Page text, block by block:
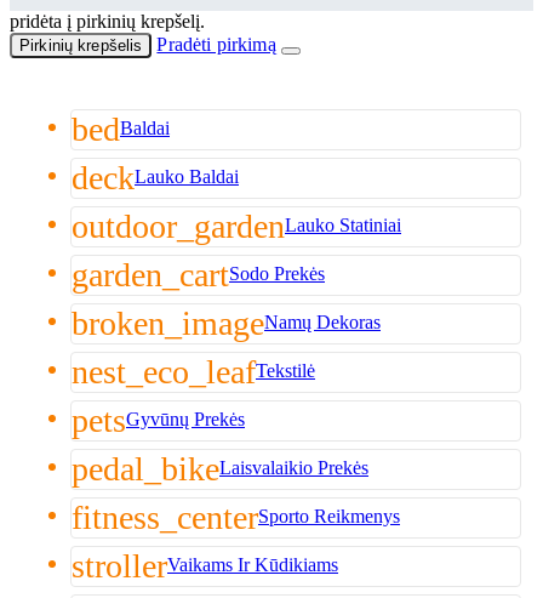
pridėta į pirkinių krepšelį.
Pirkinių krepšelis Pradėti pirkimą
bedBaldai
deckLauko Baldai
outdoor_gardenLauko Statiniai
garden_cartSodo Prekės
broken_imageNamų Dekoras
nest_eco_leafTekstilė
petsGyvūnų Prekės
pedal_bikeLaisvalaikio Prekės
fitness_centerSporto Reikmenys
strollerVaikams Ir Kūdikiams